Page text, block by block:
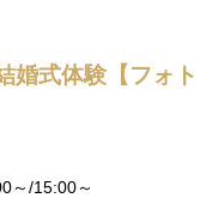
婚式体験【フォト
～/15:00～